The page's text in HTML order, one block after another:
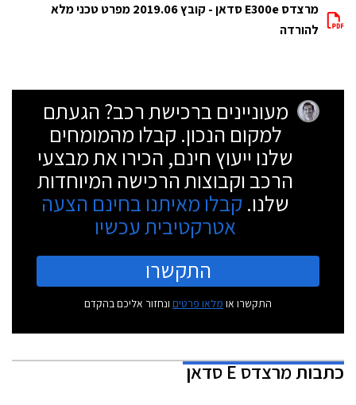
מרצדס E300e סדאן - קובץ 2019.06 מפרט טכני מלא
להורדה
מעוניינים ברכישת רכב? הגעתם
למקום הנכון. קבלו מהמומחים
שלנו ייעוץ חינם, הכירו את מבצעי
הרכב וקבוצות הרכישה המיוחדות
שלנו. קבלו מאיתנו בחינם הצעה
אטרקטיבית עכשיו
התקשרו
התקשרו או מלאו פרטים ונחזור אליכם בהקדם
כתבותמרצדס E סדאן